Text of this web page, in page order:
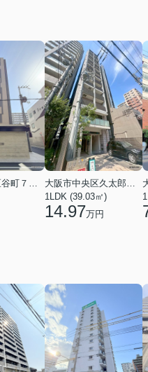
大阪市中央区谷町７丁目
大阪市中央区久太郎町１丁目
1LDK (39.03㎡)
14.97万円